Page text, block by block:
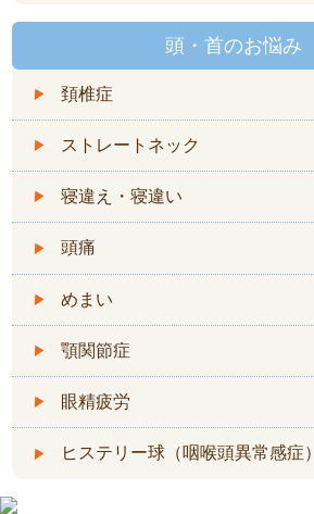
頭・首のお悩み
頚椎症
ストレートネック
寝違え・寝違い
頭痛
めまい
顎関節症
眼精疲労
ヒステリー球（咽喉頭異常感症）